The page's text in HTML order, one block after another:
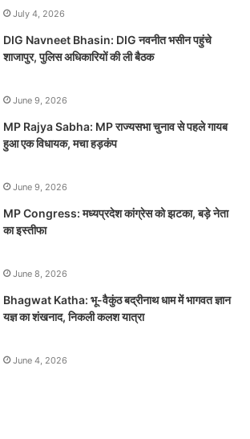
July 4, 2026
DIG Navneet Bhasin: DIG नवनीत भसीन पहुंचे
शाजापुर, पुलिस अधिकारियों की ली बैठक
June 9, 2026
MP Rajya Sabha: MP राज्यसभा चुनाव से पहले गायब
हुआ एक विधायक, मचा हड़कंप
June 9, 2026
MP Congress: मध्यप्रदेश कांग्रेस को झटका, बड़े नेता
का इस्तीफा
June 8, 2026
Bhagwat Katha: भू-वैकुंठ बद्रीनाथ धाम में भागवत ज्ञान
यज्ञ का शंखनाद, निकली कलश यात्रा
June 4, 2026